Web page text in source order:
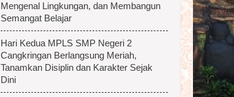
Mengenal Lingkungan, dan Membangun
Semangat Belajar
Hari Kedua MPLS SMP Negeri 2
Cangkringan Berlangsung Meriah,
Tanamkan Disiplin dan Karakter Sejak
Dini